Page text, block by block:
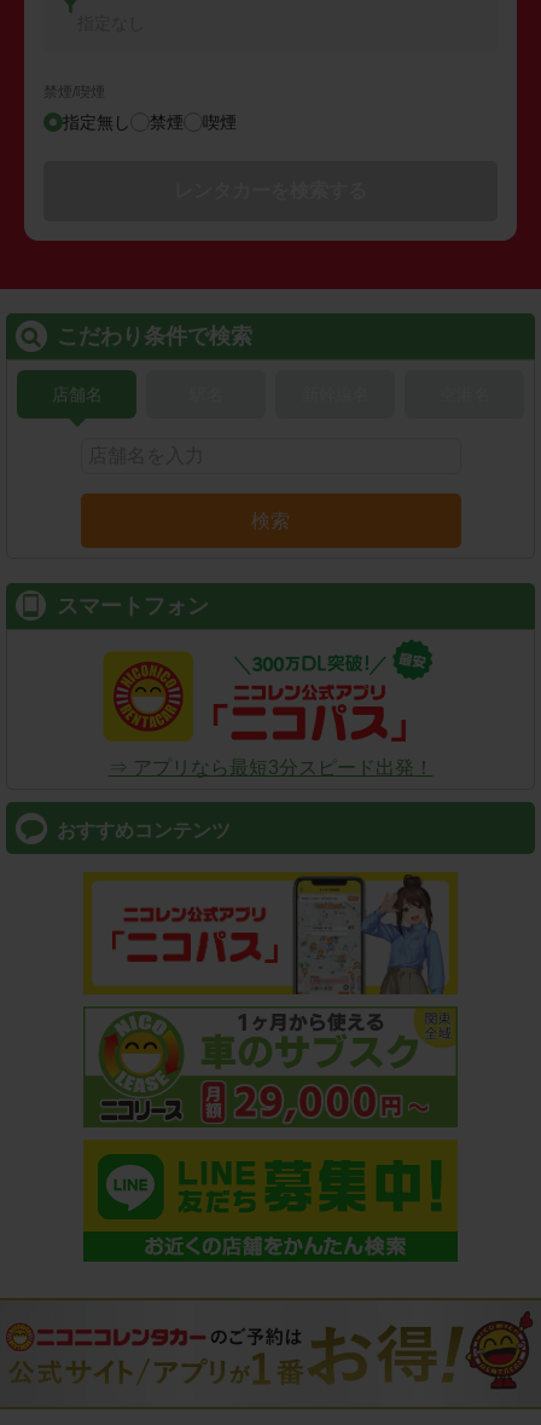
禁煙/喫煙
指定無し 禁煙 喫煙
こだわり条件で検索
店舗名
検索
スマートフォン
⇒ アプリなら最短3分スピード出発！
おすすめコンテンツ